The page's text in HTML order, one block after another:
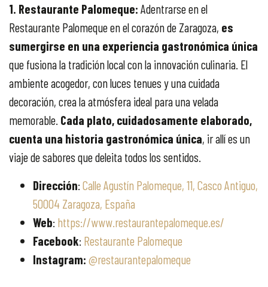
1. Restaurante Palomeque: Adentrarse en el
Restaurante Palomeque en el corazón de Zaragoza, es
sumergirse en una experiencia gastronómica única
que fusiona la tradición local con la innovación culinaria. El
ambiente acogedor, con luces tenues y una cuidada
decoración, crea la atmósfera ideal para una velada
memorable. Cada plato, cuidadosamente elaborado,
cuenta una historia gastronómica única, ir allí es un
viaje de sabores que deleita todos los sentidos.
Dirección: Calle Agustín Palomeque, 11, Casco Antiguo,
50004 Zaragoza, España
Web: https://www.restaurantepalomeque.es/
Facebook: Restaurante Palomeque
Instagram: @restaurantepalomeque